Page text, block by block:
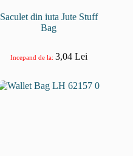
Saculet din iuta Jute Stuff
Bag
Incepand de la: 3,04 Lei